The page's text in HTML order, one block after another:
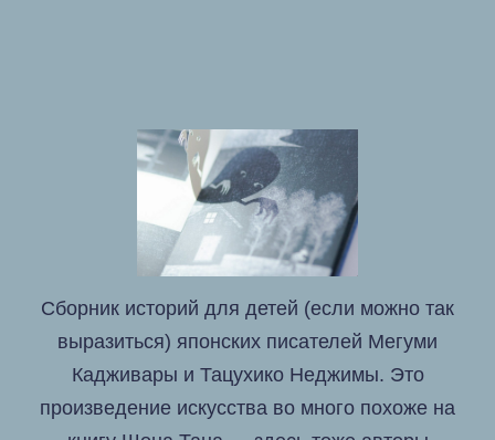
Сборник историй для детей (если можно так
выразиться) японских писателей Мегуми
Кадживары и Тацухико Неджимы. Это
произведение искусства во много похоже на